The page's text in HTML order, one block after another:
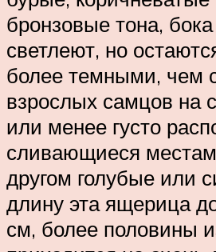
бронзовые тона,
светлеют, но
более темными, чем
взрослых самцов на
или менее густо
сливающиеся
другом голубые или
длину эта ящерица
см, более половины